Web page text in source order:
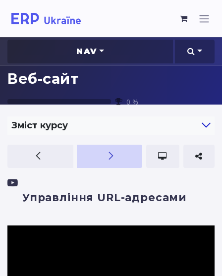
NAV
Веб-сайт
0 %
Зміст курсу
Управління URL-адресами